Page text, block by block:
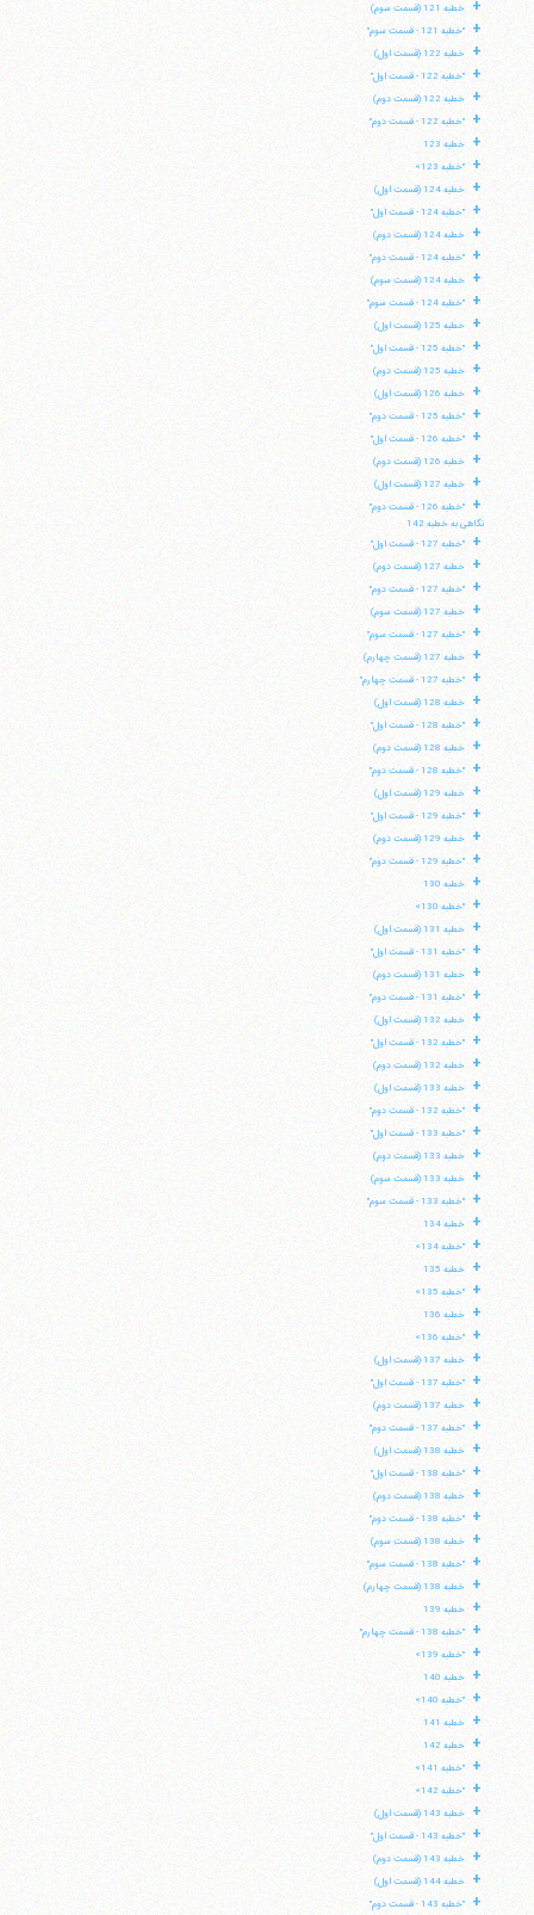
+ خطبه 121 (قسمت سوم)
+ "خطبه 121 - قسمت سوم"
+ خطبه 122 (قسمت اول)
+ "خطبه 122 - قسمت اول"
+ خطبه 122 (قسمت دوم)
+ "خطبه 122 - قسمت دوم"
+ خطبه 123
+ "خطبه 123»
+ خطبه 124 (قسمت اول)
+ "خطبه 124 - قسمت اول"
+ خطبه 124 (قسمت دوم)
+ "خطبه 124 - قسمت دوم"
+ خطبه 124 (قسمت سوم)
+ "خطبه 124 - قسمت سوم"
+ خطبه 125 (قسمت اول)
+ "خطبه 125 - قسمت اول"
+ خطبه 125 (قسمت دوم)
+ خطبه 126 (قسمت اول)
+ "خطبه 125 - قسمت دوم"
+ "خطبه 126 - قسمت اول"
+ خطبه 126 (قسمت دوم)
+ خطبه 127 (قسمت اول)
+
"خطبه 126 - قسمت دوم"
نگاهی به خطبه 142
+ "خطبه 127 - قسمت اول"
+ خطبه 127 (قسمت دوم)
+ "خطبه 127 - قسمت دوم"
+ خطبه 127 (قسمت سوم)
+ "خطبه 127 - قسمت سوم"
+ خطبه 127 (قسمت چهارم)
+ "خطبه 127 - قسمت چهارم"
+ خطبه 128 (قسمت اول)
+ "خطبه 128 - قسمت اول"
+ خطبه 128 (قسمت دوم)
+ "خطبه 128 - قسمت دوم"
+ خطبه 129 (قسمت اول)
+ "خطبه 129 - قسمت اول"
+ خطبه 129 (قسمت دوم)
+ "خطبه 129 - قسمت دوم"
+ خطبه 130
+ "خطبه 130»
+ خطبه 131 (قسمت اول)
+ "خطبه 131 - قسمت اول"
+ خطبه 131 (قسمت دوم)
+ "خطبه 131 - قسمت دوم"
+ خطبه 132 (قسمت اول)
+ "خطبه 132 - قسمت اول"
+ خطبه 132 (قسمت دوم)
+ خطبه 133 (قسمت اول)
+ "خطبه 132 - قسمت دوم"
+ "خطبه 133 - قسمت اول"
+ خطبه 133 (قسمت دوم)
+ خطبه 133 (قسمت سوم)
+ "خطبه 133 - قسمت سوم"
+ خطبه 134
+ "خطبه 134»
+ خطبه 135
+ "خطبه 135»
+ خطبه 136
+ "خطبه 136»
+ خطبه 137 (قسمت اول)
+ "خطبه 137 - قسمت اول"
+ خطبه 137 (قسمت دوم)
+ "خطبه 137 - قسمت دوم"
+ خطبه 138 (قسمت اول)
+ "خطبه 138 - قسمت اول"
+ خطبه 138 (قسمت دوم)
+ "خطبه 138 - قسمت دوم"
+ خطبه 138 (قسمت سوم)
+ "خطبه 138 - قسمت سوم"
+ خطبه 138 (قسمت چهارم)
+ خطبه 139
+ "خطبه 138 - قسمت چهارم"
+ "خطبه 139»
+ خطبه 140
+ "خطبه 140»
+ خطبه 141
+ خطبه 142
+ "خطبه 141»
+ "خطبه 142»
+ خطبه 143 (قسمت اول)
+ "خطبه 143 - قسمت اول"
+ خطبه 143 (قسمت دوم)
+ خطبه 144 (قسمت اول)
+ "خطبه 143 - قسمت دوم"